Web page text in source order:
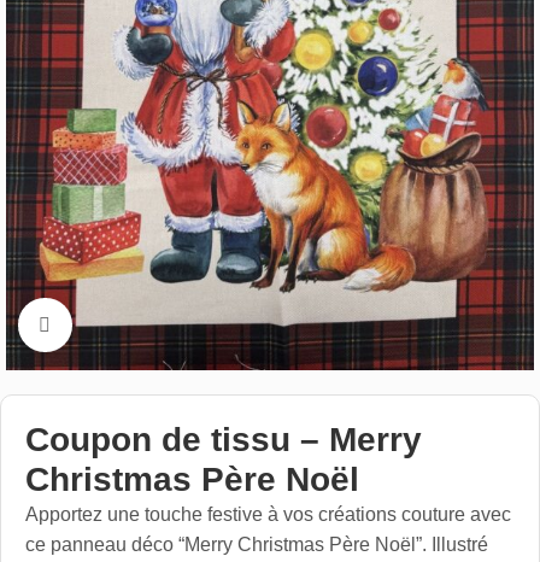
Cliquez pour aggrandir
Coupon de tissu – Merry
Christmas Père Noël
Apportez une touche festive à vos créations couture avec
ce panneau déco “Merry Christmas Père Noël”. Illustré